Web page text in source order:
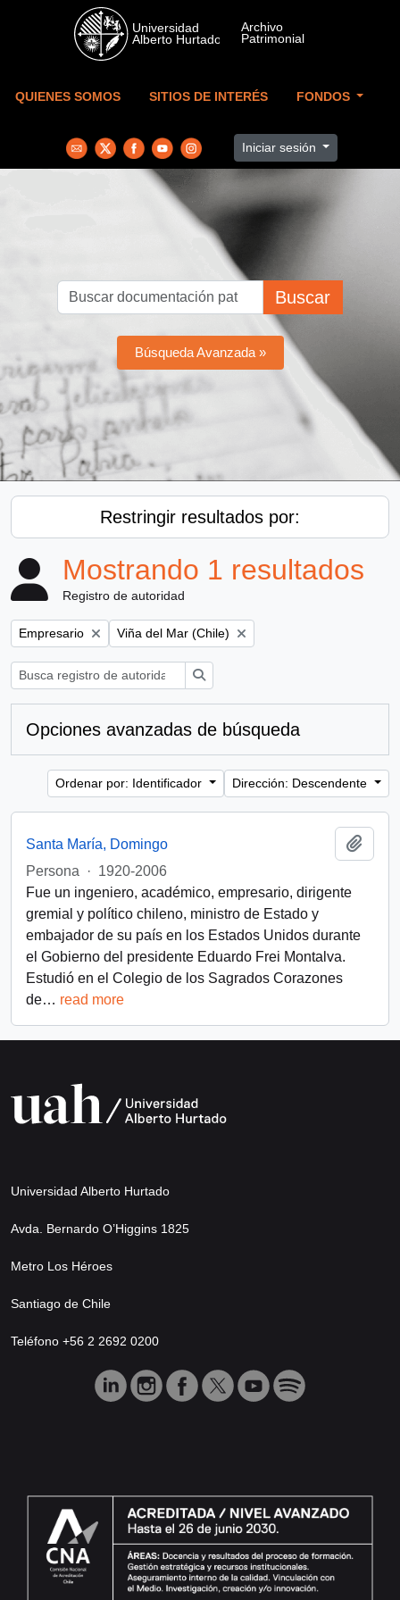
Skip to main content
QUIENES SOMOS SITIOS DE INTERÉS FONDOS
Iniciar sesión
Buscar
Búsqueda Avanzada »
Restringir resultados por:
Mostrando 1 resultados
Registro de autoridad
Remove filter:
Empresario Remove filter:
Viña del Mar (Chile)
Opciones avanzadas de búsqueda
Ordenar por: Identificador Dirección: Descendente
Santa María, Domingo
Persona
· 1920-2006
Fue un ingeniero, académico, empresario, dirigente
gremial y político chileno, ministro de Estado y
embajador de su país en los Estados Unidos durante
el Gobierno del presidente Eduardo Frei Montalva.
Estudió en el Colegio de los Sagrados Corazones
de… read more
Universidad Alberto Hurtado
Avda. Bernardo O’Higgins 1825
Metro Los Héroes
Santiago de Chile
Teléfono +56 2 2692 0200